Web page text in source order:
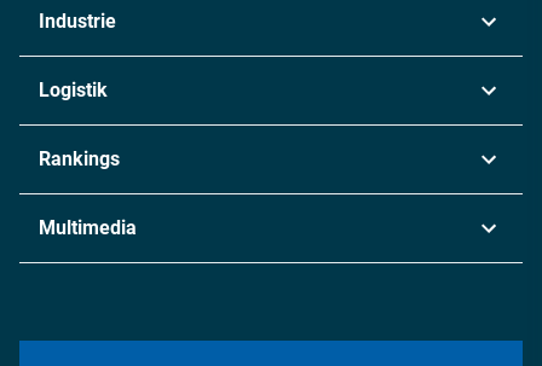
Industrie
Chemie
Metall
Energie
Logistik
Rankings
Multimedia